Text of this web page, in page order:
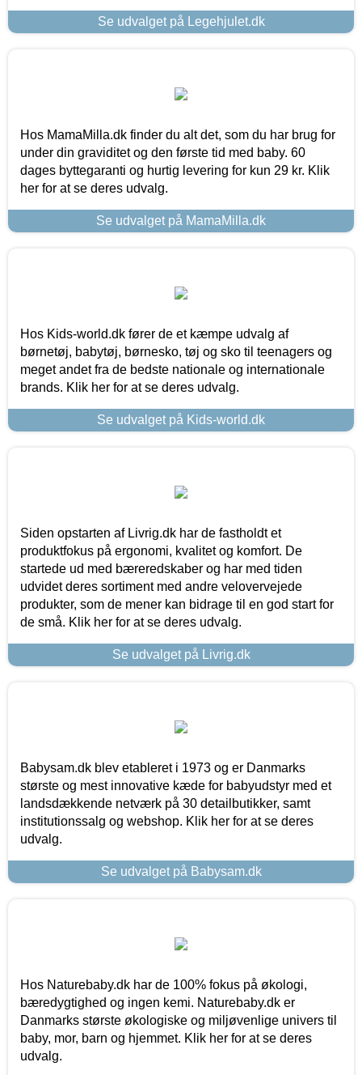
Se udvalget på Legehjulet.dk
Hos MamaMilla.dk finder du alt det, som du har brug for
under din graviditet og den første tid med baby. 60
dages byttegaranti og hurtig levering for kun 29 kr. Klik
her for at se deres udvalg.
Se udvalget på MamaMilla.dk
Hos Kids-world.dk fører de et kæmpe udvalg af
børnetøj, babytøj, børnesko, tøj og sko til teenagers og
meget andet fra de bedste nationale og internationale
brands. Klik her for at se deres udvalg.
Se udvalget på Kids-world.dk
Siden opstarten af Livrig.dk har de fastholdt et
produktfokus på ergonomi, kvalitet og komfort. De
startede ud med bæreredskaber og har med tiden
udvidet deres sortiment med andre velovervejede
produkter, som de mener kan bidrage til en god start for
de små. Klik her for at se deres udvalg.
Se udvalget på Livrig.dk
Babysam.dk blev etableret i 1973 og er Danmarks
største og mest innovative kæde for babyudstyr med et
landsdækkende netværk på 30 detailbutikker, samt
institutionssalg og webshop. Klik her for at se deres
udvalg.
Se udvalget på Babysam.dk
Hos Naturebaby.dk har de 100% fokus på økologi,
bæredygtighed og ingen kemi. Naturebaby.dk er
Danmarks største økologiske og miljøvenlige univers til
baby, mor, barn og hjemmet. Klik her for at se deres
udvalg.